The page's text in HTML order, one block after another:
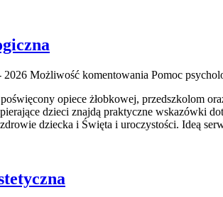
2026 Możliwość komentowania Pomoc
opiece żłobkowej, przedszkolom
dzieci znajdą praktyczne wskazówki
dziecka i Święta i uroczystości. Ideą